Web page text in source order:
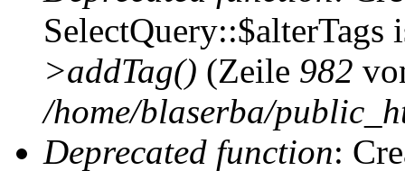
SelectQuery::$alterTags
>addTag() (Zeile 982
/home/blaserba/
Deprecated function: